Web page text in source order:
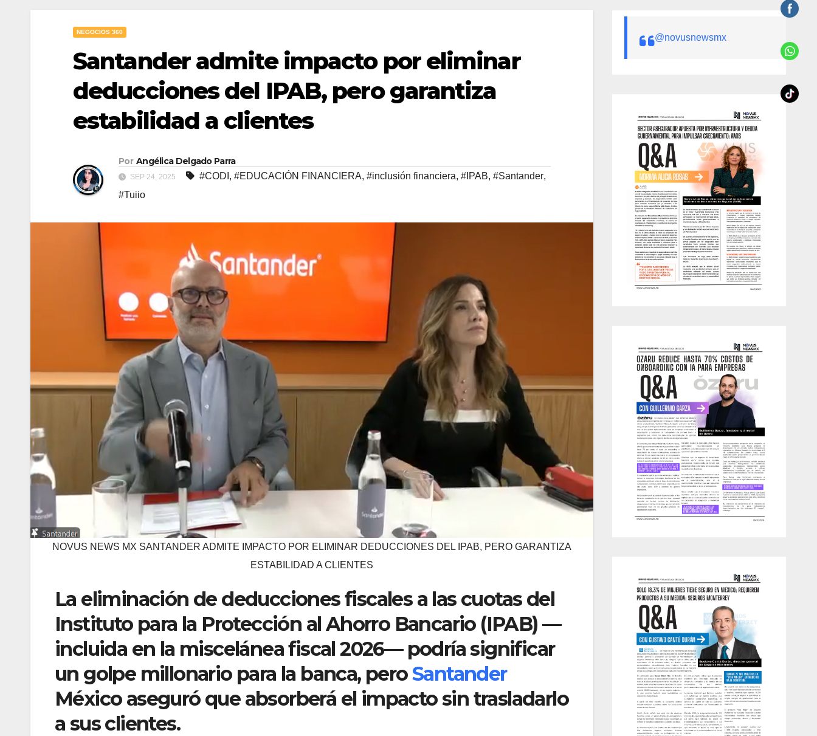
NEGOCIOS 360
Santander admite impacto por eliminar
deducciones del IPAB, pero garantiza
estabilidad a clientes
Por Angélica Delgado Parra
SEP 24, 2025 #CODI , #EDUCACIÓN FINANCIERA, #inclusión financiera, #IPAB, #Santander,
#Tuiio
NOVUS NEWS MX SANTANDER ADMITE IMPACTO POR ELIMINAR DEDUCCIONES DEL IPAB, PERO GARANTIZA
ESTABILIDAD A CLIENTES
La eliminación de deducciones fiscales a las cuotas del
Instituto para la Protección al Ahorro Bancario (IPAB) —
incluida en la miscelánea fiscal 2026— podría significar
un golpe millonario para la banca, peroSantander
México aseguró que absorberá el impacto sin trasladarlo
a sus clientes.
@novusnewsmx